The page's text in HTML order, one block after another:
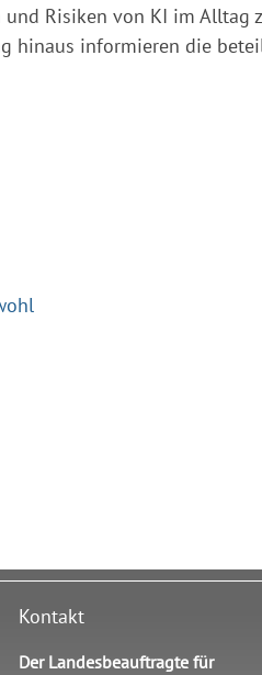
Risiken von KI im Alltag
hinaus informieren die
Kontakt
Der Landesbeauftragte für